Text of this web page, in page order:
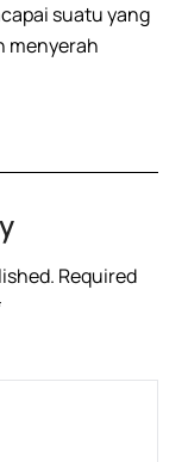
suatu yang
menyerah
Required